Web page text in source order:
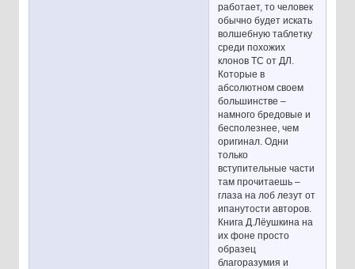
работает, то человек
обычно будет искать
волшебную таблетку
среди похожих
клонов ТС от ДЛ.
Которые в
абсолютном своем
большинстве –
намного бредовые и
бесполезнее, чем
оригинал. Одни
только
вступительные части
там прочитаешь –
глаза на лоб лезут от
ипанутости авторов.
Книга Д.Лёушкина на
их фоне просто
образец
благоразумия и